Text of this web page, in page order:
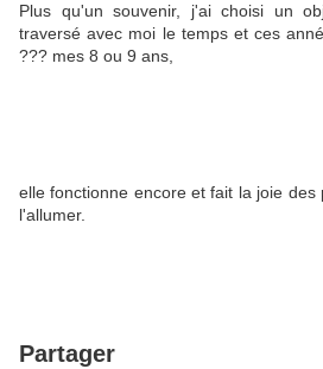
Plus qu'un souvenir, j'ai choisi un
traversé avec moi le temps et ces
??? mes 8 ou 9 ans,
elle fonctionne encore et fait la joie
l'allumer.
Partager